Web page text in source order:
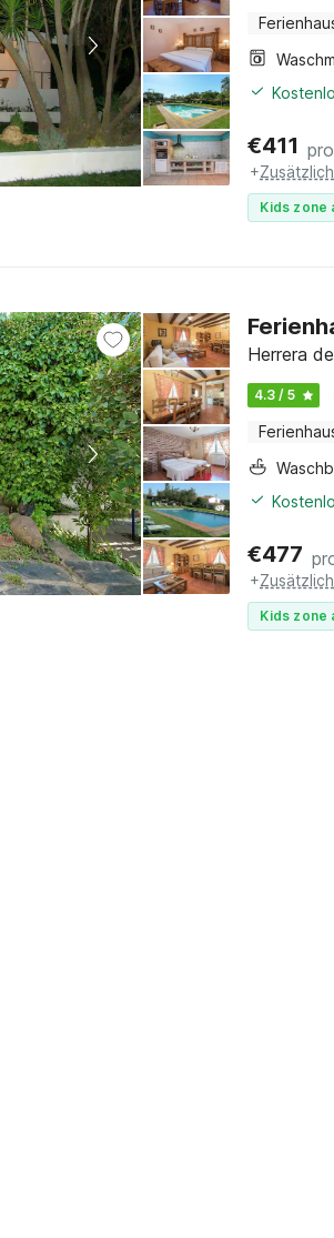
€411
+
Kids zone
Herrera
4.3 / 5
€477
+
Kids zone